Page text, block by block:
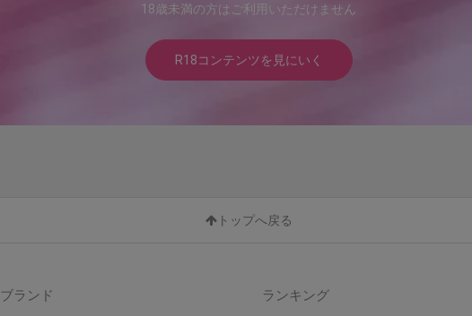
18歳未満の方はご利用いただけません
R18コンテンツを見にいく
トップへ戻る
ブランド ランキング